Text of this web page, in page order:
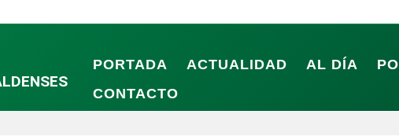
PORTADA ACTUALIDAD AL DÍA
CONTACTO